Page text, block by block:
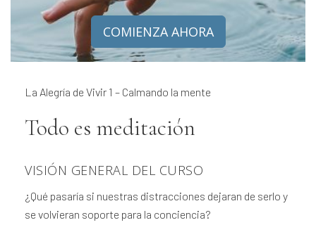
COMIENZA AHORA
La Alegría de Vivir 1 – Calmando la mente
Todo es meditación
VISIÓN GENERAL DEL CURSO
¿Qué pasaría si nuestras distracciones dejaran de serlo y
se volvieran soporte para la conciencia?